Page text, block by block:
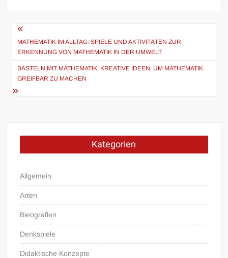
Beitragsnavigation
MATHEMATIK IM ALLTAG: SPIELE UND AKTIVITÄTEN ZUR
ERKENNUNG VON MATHEMATIK IN DER UMWELT
BASTELN MIT MATHEMATIK: KREATIVE IDEEN, UM MATHEMATIK
GREIFBAR ZU MACHEN
Kategorien
Allgemein
Arten
Bieografien
Denkspiele
Didaktische Konzepte